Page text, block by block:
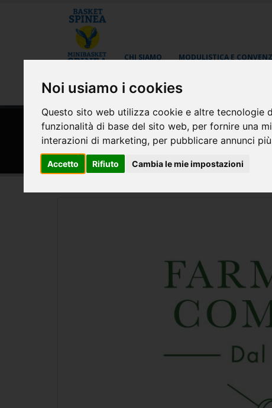
Noi usiamo i cookies
Questo sito web utilizza cookie e altre tecnologie
funzionalità di base del sito web, per fornire una
interazioni di marketing, per pubblicare annunci
Accetto Rifiuto Cambia le mie impostazioni
CHI SIAMO MODULISTICA E
AREA RISERVATA
HOME SPONSOR
Farmacia Cometti